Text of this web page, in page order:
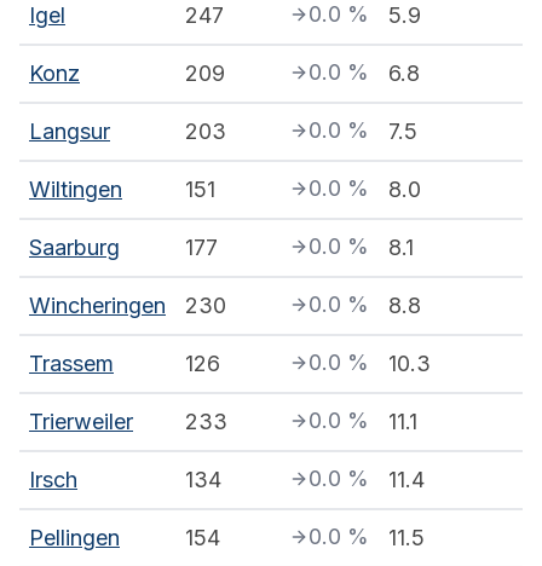
Igel 247 0.0 % 5.9
Konz 209 0.0 % 6.8
Langsur 203 0.0 % 7.5
Wiltingen 151 0.0 % 8.0
Saarburg 177 0.0 % 8.1
Wincheringen 230 0.0 % 8.8
Trassem 126 0.0 % 10.3
Trierweiler 233 0.0 % 11.1
Irsch 134 0.0 % 11.4
Pellingen 154 0.0 % 11.5